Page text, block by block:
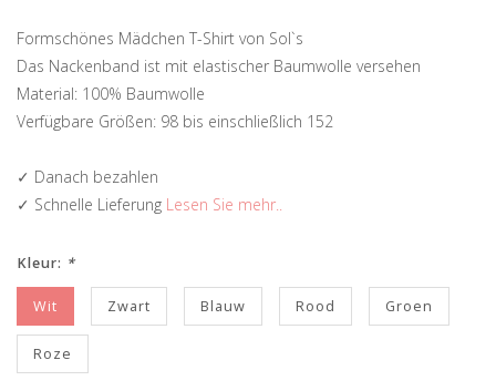
Formschönes Mädchen T-Shirt von Sol`s
Das Nackenband ist mit elastischer Baumwolle versehen
Material: 100% Baumwolle
Verfügbare Größen: 98 bis einschließlich 152
✓ Danach bezahlen
✓ Schnelle Lieferung Lesen Sie mehr..
Kleur: *
Wit Zwart Blauw Rood Groen
Roze